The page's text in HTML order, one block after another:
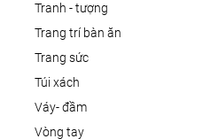
tranh - tượng
trang trí bàn ăn
trang sức
túi xách
váy- đầm
vòng tay